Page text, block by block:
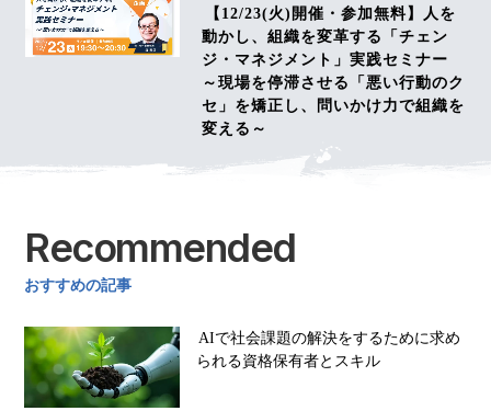
【12/23(火)開催・参加無料】人を
動かし、組織を変革する「チェン
ジ・マネジメント」実践セミナー
～現場を停滞させる「悪い行動のク
セ」を矯正し、問いかけ力で組織を
変える～
Recommended
おすすめの記事
AIで社会課題の解決をするために求め
られる資格保有者とスキル